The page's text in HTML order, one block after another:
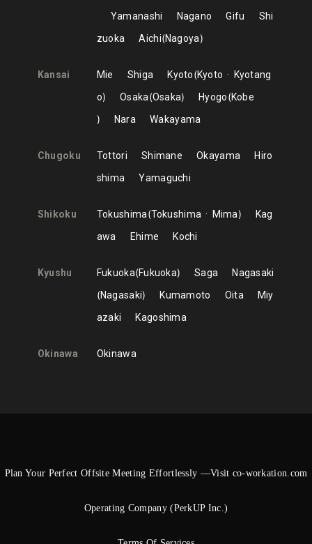
Yamanashi
Nagano Gifu
Shi
zuoka
Aichi Nagoya
Kansai Mie Shiga Kyoto Kyoto
Kyotang
o
Osaka Osaka Hyogo Kobe
Nara
Wakayama
Chugoku Tottori Shimane Okayama
Hiro
shima
Yamaguchi
Shikoku Tokushima Tokushima Mima
Kag
awa
Ehime Kochi
Kyushu Fukuoka Fukuoka Saga
Nagasaki
Nagasaki
Kumamoto Oita
Miy
azaki
Kagoshima
Okinawa Okinawa
Plan Your Perfect Offsite Meeting Effortlessly —Visit co-workation.com
Operating Company (PerkUP Inc.)